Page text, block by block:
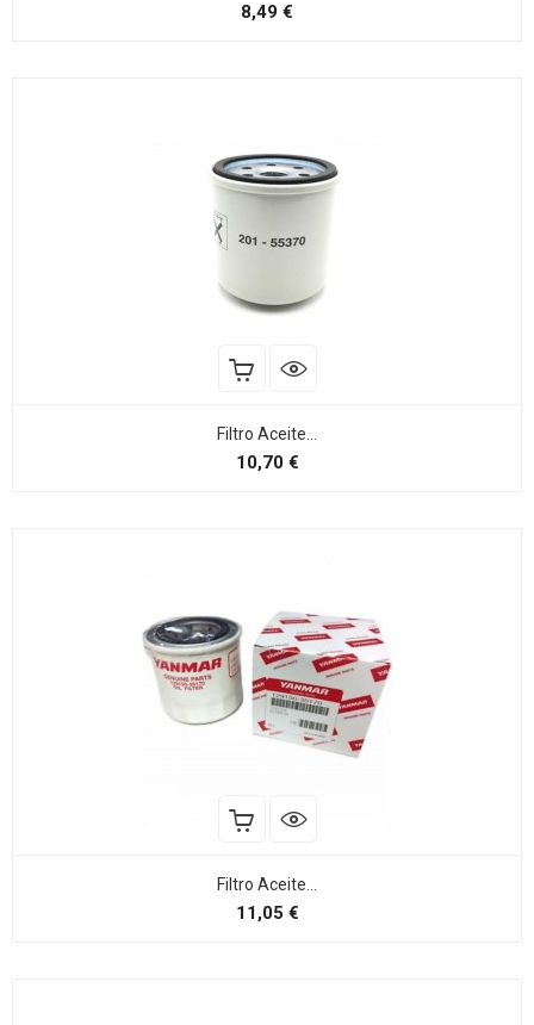
8,49 €
Filtro Aceite...
10,70 €Preço
Filtro Aceite...
11,05 €Preço